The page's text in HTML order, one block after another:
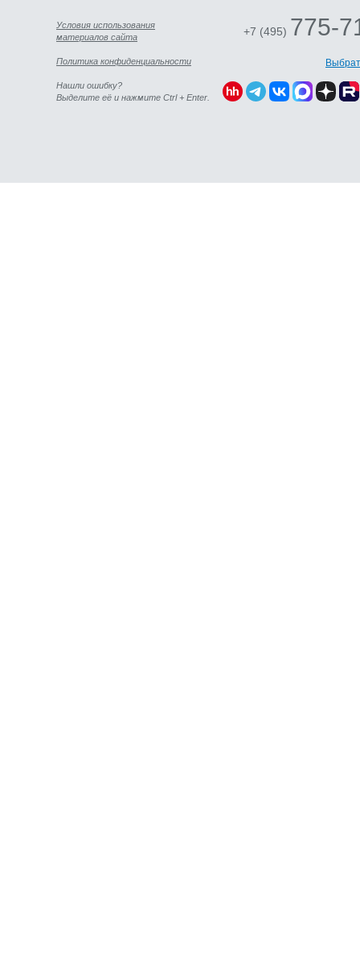
Условия использования
материалов сайта
Политика конфиденциальности
Нашли ошибку?
Выделите её и нажмите Ctrl + Enter.
+7 (495) 775-